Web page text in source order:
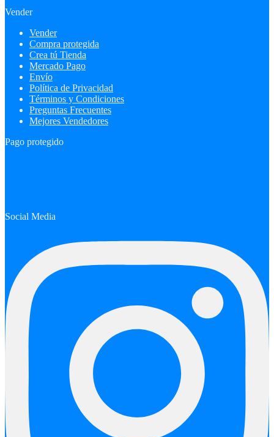
Vender
Vender
Compra protegida
Crea tú Tienda
Mercado Pago
Envío
Política de Privacidad
Términos y Condiciones
Preguntas Frecuentes
Mejores Vendedores
Pago protegido
Social Media